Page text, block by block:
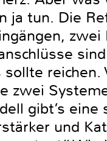
ja tun. Die
zwei
gibt’s
und